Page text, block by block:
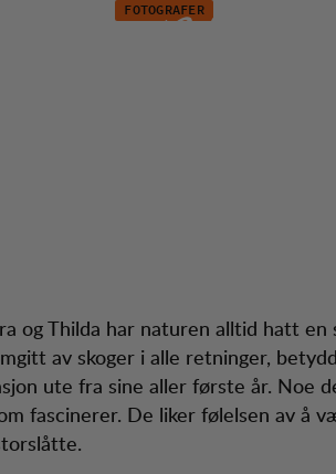
FOTOGRAFER
og Thilda har naturen alltid hatt
av skoger i alle retninger,
ute fra sine aller første år. Noe
fascinerer. De liker følelsen av å